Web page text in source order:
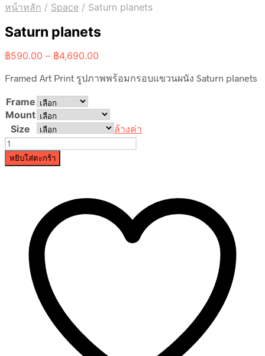
หน้าหลัก / Space / Saturn planets
Saturn planets
฿590.00 – ฿4,690.00
฿590.00
Framed Art Print รูปภาพพร้อมกรอบแขวนผนัง Saturn planets
Frame
Mount
Size
ล้างค่า
จำนวน
Saturn
planets
หยิบใส่ตะกร้า